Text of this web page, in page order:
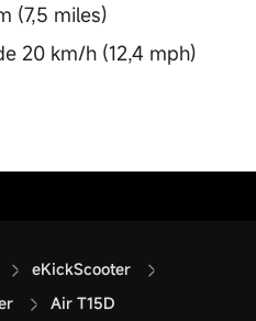
(7,5 miles)
20 km/h (12,4 mph)
eKickScooter
Air T15D